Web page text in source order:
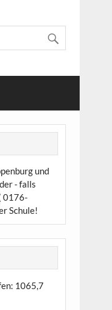
und
- falls
0176-
Schule!
1065,7